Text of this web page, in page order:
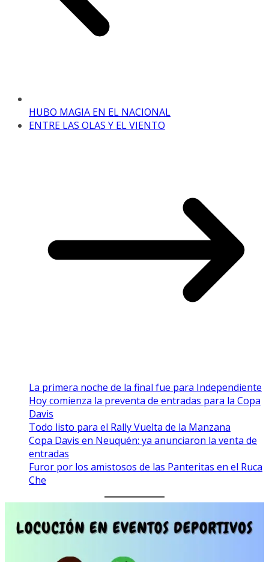
HUBO MAGIA EN EL NACIONAL
ENTRE LAS OLAS Y EL VIENTO
La primera noche de la final fue para Independiente
Hoy comienza la preventa de entradas para la Copa
Davis
Todo listo para el Rally Vuelta de la Manzana
Copa Davis en Neuquén: ya anunciaron la venta de
entradas
Furor por los amistosos de las Panteritas en el Ruca
Che